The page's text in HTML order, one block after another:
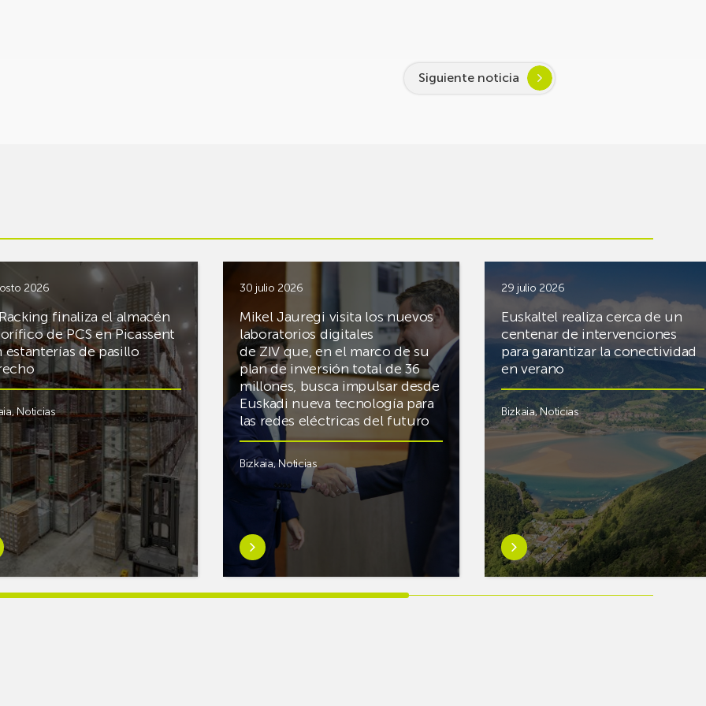
Siguiente noticia
2026
finaliza el almacén
de PCS en Picassent
estanterías de pasillo
,Noticias
30 julio 2026
Mikel Jauregi visita los nuevos
laboratorios digitales
de ZIV que, en el marco de su
plan de inversión total de 36
millones, busca impulsar desde
Euskadi nueva tecnología para
las redes eléctricas del futuro
Bizkaia,Noticias
Saber
más
sobreMikel
Jauregi
29 julio 2026
Euskaltel realiza cerca de un
centenar de intervenciones
para garantizar la conectividad
en verano
Bizkaia,Noticias
Saber
más
sobreEuskaltel
realiza